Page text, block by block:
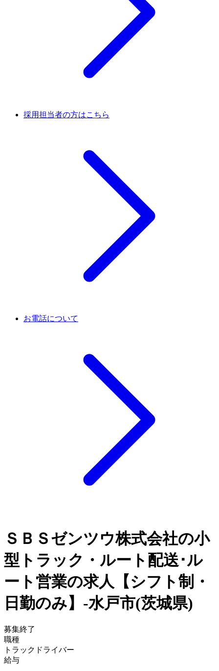
採用担当者の方はこちら
お電話について
ＳＢＳゼンツウ株式会社の小
型トラック・ルート配送･ル
ート営業の求人【シフト制・
日勤のみ】-水戸市(茨城県)
募集終了
職種
トラックドライバー
給与